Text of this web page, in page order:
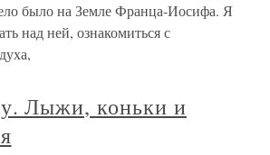
было на Земле Франца-Иосифа. Я
над ней, ознакомиться с
Лыжи, коньки и